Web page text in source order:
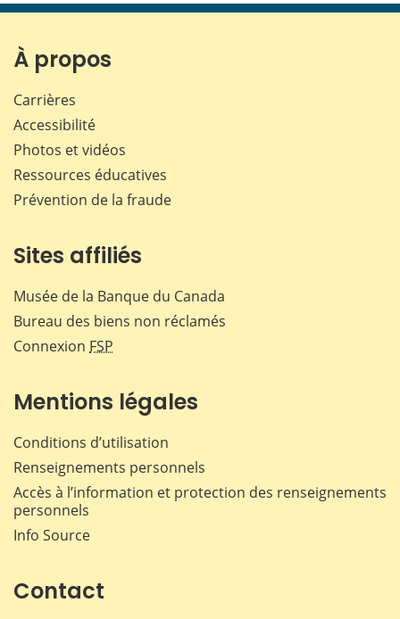
page page page page
À propos
Carrières
Accessibilité
Photos et vidéos
Ressources éducatives
Prévention de la fraude
Sites affiliés
Musée de la Banque du Canada
Bureau des biens non réclamés
Connexion FSP
Mentions légales
Conditions d’utilisation
Renseignements personnels
Accès à l’information et protection des renseignements
personnels
Info Source
Contact